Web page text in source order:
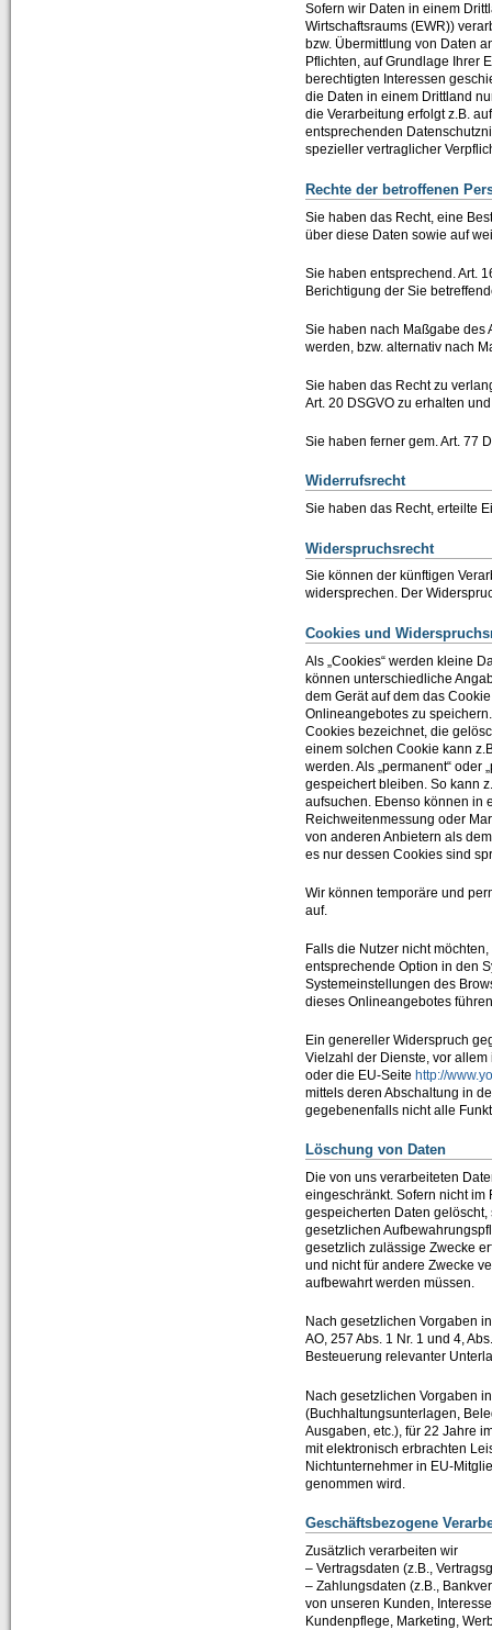
Sofern wir Daten in einem
Wirtschaftsraums (EWR))
bzw. Übermittlung von Daten
Pflichten, auf Grundlage Ihrer
berechtigten Interessen
die Daten in einem Drittland
die Verarbeitung erfolgt z.B.
entsprechenden
spezieller vertraglicher
Rechte der betroffenen
Sie haben das Recht, eine
über diese Daten sowie auf
Sie haben entsprechend. Art.
Berichtigung der Sie
Sie haben nach Maßgabe des
werden, bzw. alternativ nach
Sie haben das Recht zu
Art. 20 DSGVO zu erhalten
Sie haben ferner gem. Art. 77
Widerrufsrecht
Sie haben das Recht, erteilte
Widerspruchsrecht
Sie können der künftigen
widersprechen. Der
Cookies und
Als „Cookies“ werden kleine
können unterschiedliche
dem Gerät auf dem das
Onlineangebotes zu
Cookies bezeichnet, die
einem solchen Cookie kann
werden. Als „permanent“
gespeichert bleiben. So kann
aufsuchen. Ebenso können in
Reichweitenmessung oder
von anderen Anbietern als
es nur dessen Cookies sind
Wir können temporäre und
auf.
Falls die Nutzer nicht
entsprechende Option in den
Systemeinstellungen des
dieses Onlineangebotes
Ein genereller Widerspruch
Vielzahl der Dienste, vor
oder die EU-Seite http://
mittels deren Abschaltung in
gegebenenfalls nicht alle
Löschung von Daten
Die von uns verarbeiteten
eingeschränkt. Sofern nicht
gespeicherten Daten
gesetzlichen
gesetzlich zulässige Zwecke
und nicht für andere Zwecke
aufbewahrt werden müssen.
Nach gesetzlichen Vorgaben
AO, 257 Abs. 1 Nr. 1 und 4,
Besteuerung relevanter
Nach gesetzlichen Vorgaben
(Buchhaltungsunterlagen,
Ausgaben, etc.), für 22 Jahre
mit elektronisch erbrachten
Nichtunternehmer in EU-
genommen wird.
Geschäftsbezogene
Zusätzlich verarbeiten wir
– Vertragsdaten (z.B.,
– Zahlungsdaten (z.B.,
von unseren Kunden,
Kundenpflege, Marketing,